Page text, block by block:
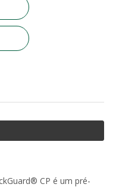
Pode ser lavável Gn Nylon Malha Pré Filtro de Ar
CP é um pré-